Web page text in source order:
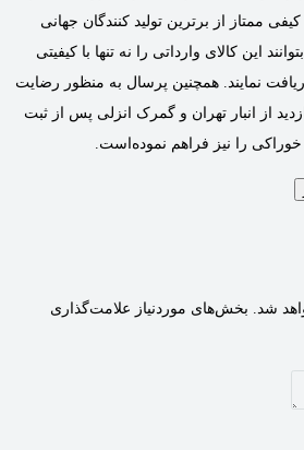
ممتاز از برترین تولید کنندگان جهانی
این کالای وارداتی را نه تنها با کیفیتی
نمایند. همچنین پرسال به منظور رضایت
از انبار تهران و گمرک انزلی پس از ثبت
را نیز فراهم نموده‌است.
شد.
بخش‌های موردنیاز علامت‌گذاری